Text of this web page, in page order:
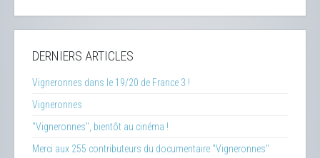
DERNIERS ARTICLES
Vigneronnes dans le 19/20 de France 3 !
Vigneronnes
"Vigneronnes", bientôt au cinéma !
Merci aux 255 contributeurs du documentaire "Vigneronnes"